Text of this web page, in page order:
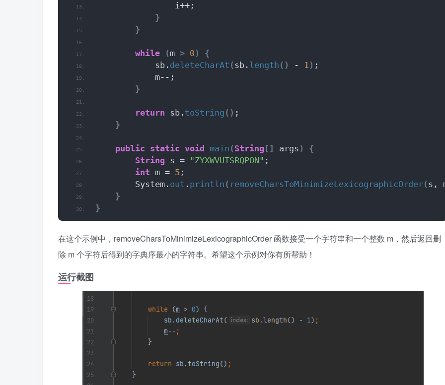
                i++;
}
}
while (m > 0 )
{
            sb.
deleteCharAt (sb. length () - 1 ) ;
            m--;
}
return sb. toString () ;
}
public static void main (String [] args )
{
String s = "ZYXWVUTSRQPON" ;
int m = 5 ;
        System.
out . println ( removeCharsToMinimizeLexicographicOrder(s,
}
}
在这个示例中，removeCharsToMinimizeLexicographicOrder 函数接受一个字符串和一个整数 m，然后返回删
除 m 个字符后得到的字典序最小的字符串。希望这个示例对你有所帮助！
运行截图